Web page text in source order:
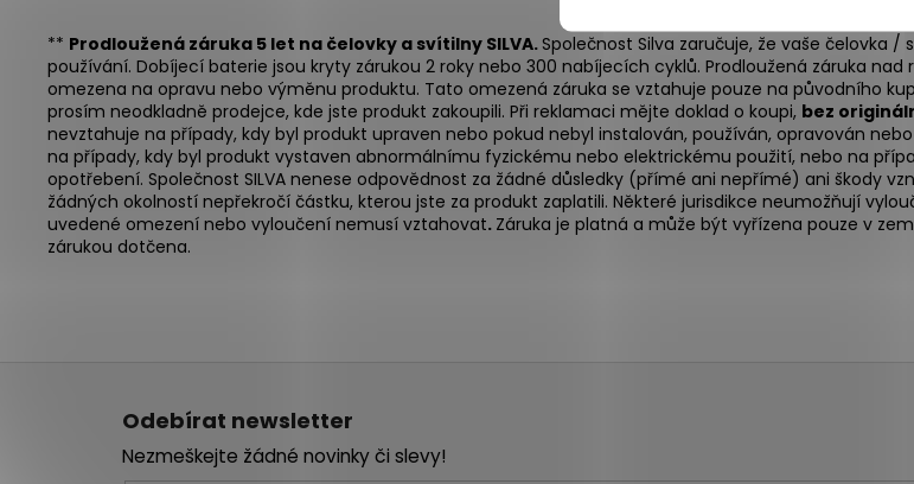
** Prodloužená záruka 5 let na čelovky a svítilny SILVA.Společnost Silva zaručuje, že vaše čelovka
používání. Dobíjecí baterie jsou kryty zárukou 2 roky nebo 300 nabíjecích cyklů. Prodloužená záruka
omezena na opravu nebo výměnu produktu. Tato omezená záruka se vztahuje pouze na původního
prosím neodkladně prodejce, kde jste produkt zakoupili. Při reklamaci mějte doklad o koupi, bez
nevztahuje na případy, kdy byl produkt upraven nebo pokud nebyl instalován, používán, opravován
na případy, kdy byl produkt vystaven abnormálnímu fyzickému nebo elektrickému použití, nebo na
opotřebení. Společnost SILVA nenese odpovědnost za žádné důsledky (přímé ani nepřímé) ani škody
žádných okolností nepřekročí částku, kterou jste za produkt zaplatili. Některé jurisdikce neumožňují
uvedené omezení nebo vyloučení nemusí vztahovat. Záruka je platná a může být vyřízena pouze v
zárukou dotčena.
Odebírat newsletter
Nezmeškejte žádné novinky či slevy!